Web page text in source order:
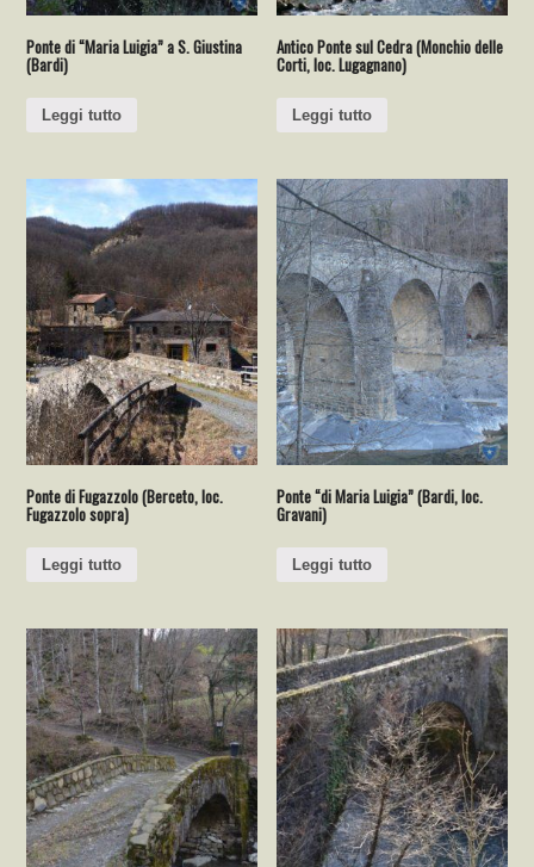
Ponte di “Maria Luigia” a S. Giustina
(Bardi)
Leggi tutto
Antico Ponte sul Cedra (Monchio delle
Corti, loc. Lugagnano)
Leggi tutto
Ponte di Fugazzolo (Berceto, loc.
Fugazzolo sopra)
Leggi tutto
Ponte “di Maria Luigia” (Bardi, loc.
Gravani)
Leggi tutto